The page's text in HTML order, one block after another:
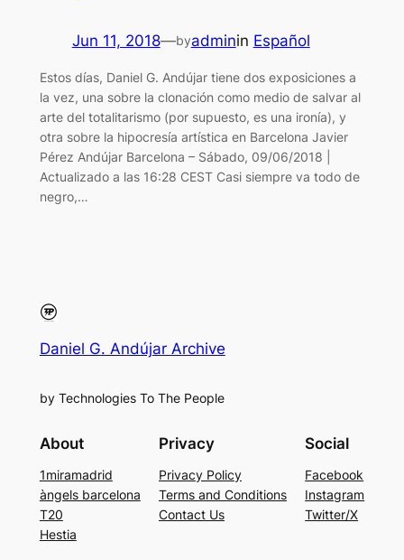
Jun 11, 2018—byadminin Español
Estos días, Daniel G. Andújar tiene dos exposiciones a
la vez, una sobre la clonación como medio de salvar al
arte del totalitarismo (por supuesto, es una ironía), y
otra sobre la hipocresía artística en Barcelona Javier
Pérez Andújar Barcelona – Sábado, 09/06/2018 |
Actualizado a las 16:28 CEST Casi siempre va todo de
negro,…
Daniel G. Andújar Archive
by Technologies To The People
About
1miramadrid
àngels barcelona
T20
Hestia
Privacy
Privacy Policy
Terms and Conditions
Contact Us
Social
Facebook
Instagram
Twitter/X